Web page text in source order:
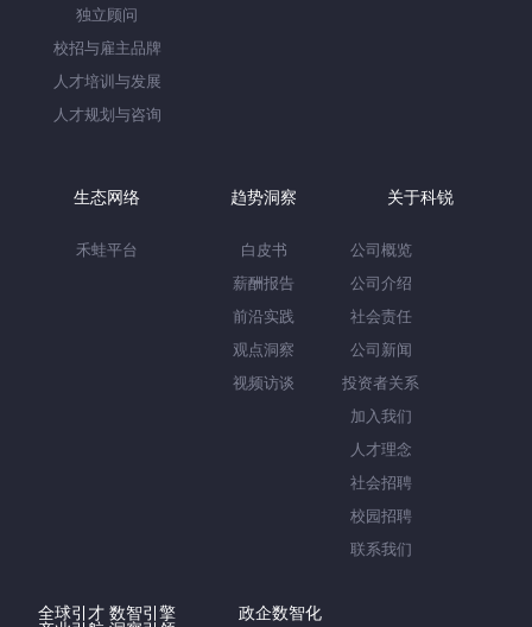
独立顾问
校招与雇主品牌
人才培训与发展
人才规划与咨询
生态网络
禾蛙平台
趋势洞察
白皮书
薪酬报告
前沿实践
观点洞察
视频访谈
关于科锐
公司概览
公司介绍
社会责任
公司新闻
投资者关系
加入我们
人才理念
社会招聘
校园招聘
联系我们
全球引才 数智引擎
政企数智化